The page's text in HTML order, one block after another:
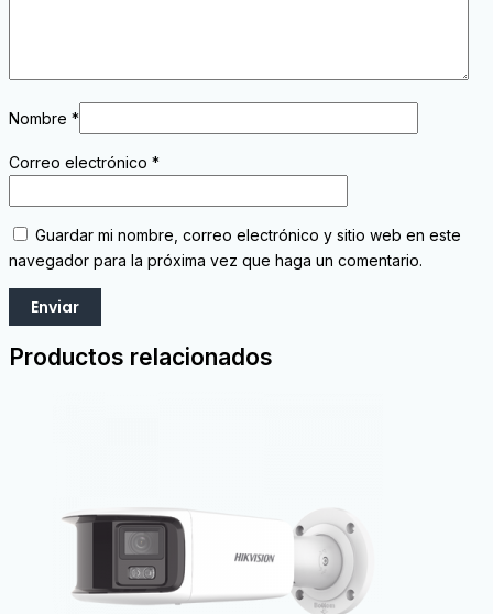
Nombre *
Correo electrónico *
Guardar mi nombre, correo electrónico y sitio web en este
navegador para la próxima vez que haga un comentario.
Productos relacionados